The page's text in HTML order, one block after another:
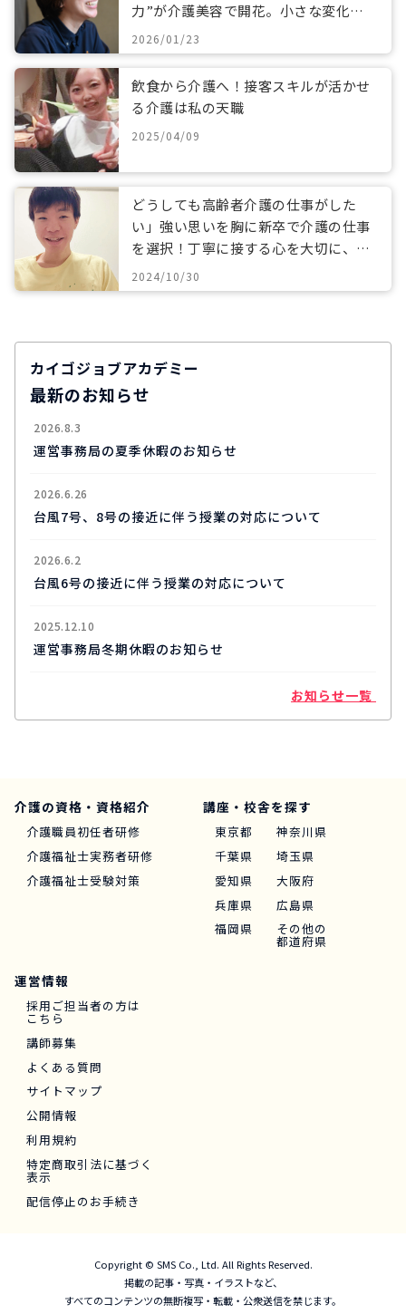
力”が介護美容で開花。小さな変化に
寄り添うケアとは
2026/01/23
飲食から介護へ！接客スキルが活かせ
る介護は私の天職
2025/04/09
どうしても高齢者介護の仕事がした
い」強い思いを胸に新卒で介護の仕事
を選択！丁寧に接する心を大切に、新
たな挑戦へ
2024/10/30
カイゴジョブアカデミー
最新のお知らせ
2026.8.3
運営事務局の夏季休暇のお知らせ
2026.6.26
台風7号、8号の接近に伴う授業の対応について
2026.6.2
台風6号の接近に伴う授業の対応について
2025.12.10
運営事務局冬期休暇のお知らせ
お知らせ一覧
介護の資格・資格紹介
介護職員初任者研修
介護福祉士実務者研修
介護福祉士受験対策
講座・校舎を探す
東京都
神奈川県
千葉県
埼玉県
愛知県
大阪府
兵庫県
広島県
福岡県
その他の
都道府県
運営情報
採用ご担当者の方は
こちら
講師募集
よくある質問
サイトマップ
公開情報
利用規約
特定商取引法に基づく
表示
配信停止のお手続き
Copyright © SMS Co., Ltd. All Rights Reserved.
掲載の記事・写真・イラストなど、
すべてのコンテンツの無断複写・転載・公衆送信を禁じます。